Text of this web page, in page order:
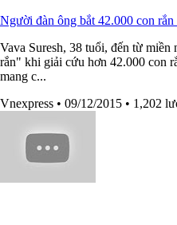
Người đàn ông bắt 42.000 con
Vava Suresh, 38 tuổi, đến từ
rắn" khi giải cứu hơn 42.000 con
mang c...
Vnexpress • 09/12/2015 • 1,202